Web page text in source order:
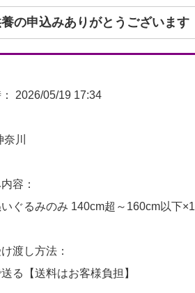
養の申込みありがとうございます
2026/05/19 17:34
川
容：
ぐるみのみ 140cm超～160cm以下×1
渡し方法：
る【送料はお客様負担】